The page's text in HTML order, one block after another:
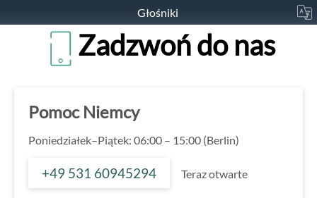
Głośniki
Zadzwoń do nas
Pomoc Niemcy
Poniedziałek–Piątek: 06:00 – 15:00 (Berlin)
+49 531 60945294 Teraz otwarte